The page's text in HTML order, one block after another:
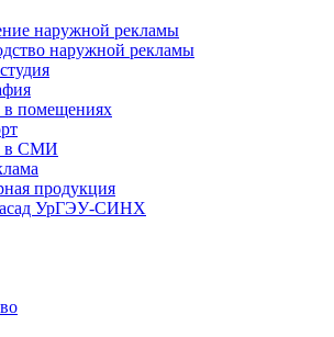
наружной рекламы
наружной рекламы
в помещениях
в СМИ
продукция
УрГЭУ-СИНХ